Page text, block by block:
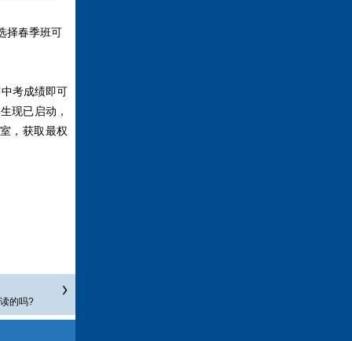
择春季班可
考成绩即可
现已启动，
，获取最权
的吗?